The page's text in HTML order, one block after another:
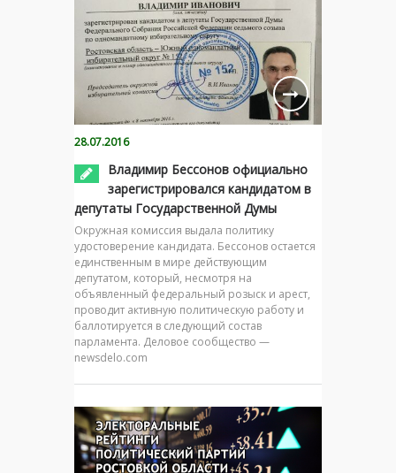
28.07.2016
Владимир Бессонов официально
зарегистрировался кандидатом в
депутаты Государственной Думы
Окружная комиссия выдала политику
удостоверение кандидата. Бессонов остается
единственным в мире действующим
депутатом, который, несмотря на
объявленный федеральный розыск и арест,
проводит активную политическую работу и
баллотируется в следующий состав
парламента. Деловое сообщество —
newsdelo.com